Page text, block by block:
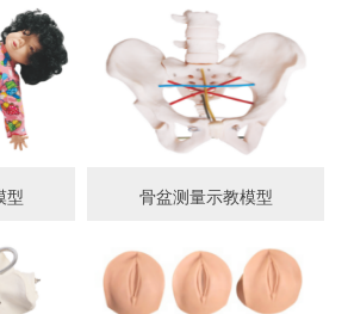
型 骨盆测量示教模型